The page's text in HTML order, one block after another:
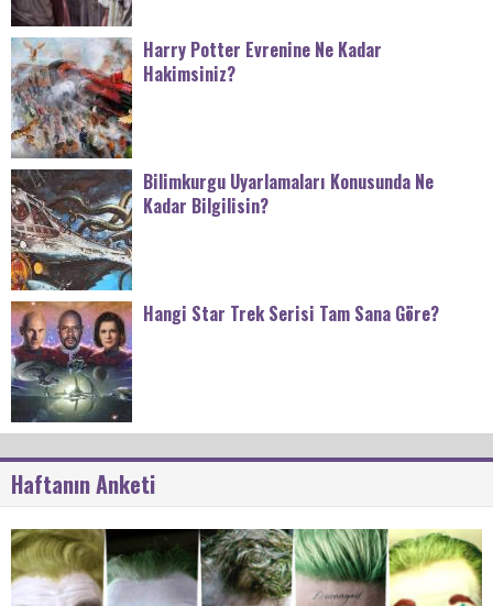
Harry Potter Evrenine Ne Kadar
Hakimsiniz?
Bilimkurgu Uyarlamaları Konusunda Ne
Kadar Bilgilisin?
Hangi Star Trek Serisi Tam Sana Göre?
Haftanın Anketi